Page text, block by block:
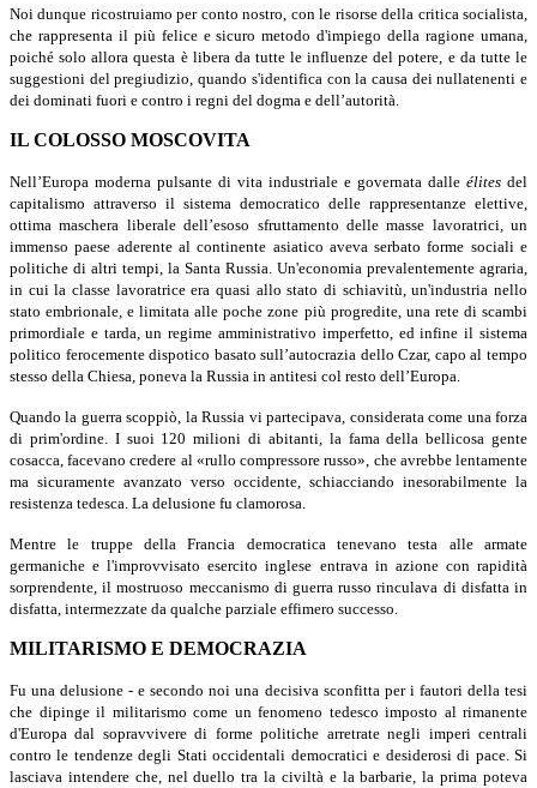
Noi dunque ricostruiamo per conto nostro, con le risorse della critica socialista,
che rappresenta il più felice e sicuro metodo d'impiego della ragione umana,
poiché solo allora questa è libera da tutte le influenze del potere, e da tutte le
suggestioni del pregiudizio, quando s'identifica con la causa dei nullatenenti e
dei dominati fuori e contro i regni del dogma e dell’autorità.
IL COLOSSO MOSCOVITA
Nell’Europa moderna pulsante di vita industriale e governata dalle élites del
capitalismo attraverso il sistema democratico delle rappresentanze elettive,
ottima maschera liberale dell’esoso sfruttamento delle masse lavoratrici, un
immenso paese aderente al continente asiatico aveva serbato forme sociali e
politiche di altri tempi, la Santa Russia. Un'economia prevalentemente agraria,
in cui la classe lavoratrice era quasi allo stato di schiavitù, un'industria nello
stato embrionale, e limitata alle poche zone più progredite, una rete di scambi
primordiale e tarda, un regime amministrativo imperfetto, ed infine il sistema
politico ferocemente dispotico basato sull’autocrazia dello Czar, capo al tempo
stesso della Chiesa, poneva la Russia in antitesi col resto dell’Europa.
Quando la guerra scoppiò, la Russia vi partecipava, considerata come una forza
di prim'ordine. I suoi 120 milioni di abitanti, la fama della bellicosa gente
cosacca, facevano credere al «rullo compressore russo», che avrebbe lentamente
ma sicuramente avanzato verso occidente, schiacciando inesorabilmente la
resistenza tedesca. La delusione fu clamorosa.
Mentre le truppe della Francia democratica tenevano testa alle armate
germaniche e l'improvvisato esercito inglese entrava in azione con rapidità
sorprendente, il mostruoso meccanismo di guerra russo rinculava di disfatta in
disfatta, intermezzate da qualche parziale effimero successo.
MILITARISMO E DEMOCRAZIA
Fu una delusione - e secondo noi una decisiva sconfitta per i fautori della tesi
che dipinge il militarismo come un fenomeno tedesco imposto al rimanente
d'Europa dal sopravvivere di forme politiche arretrate negli imperi centrali
contro le tendenze degli Stati occidentali democratici e desiderosi di pace. Si
lasciava intendere che, nel duello tra la civiltà e la barbarie, la prima poteva